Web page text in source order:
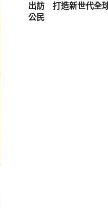
出訪 打造新世代全
公民